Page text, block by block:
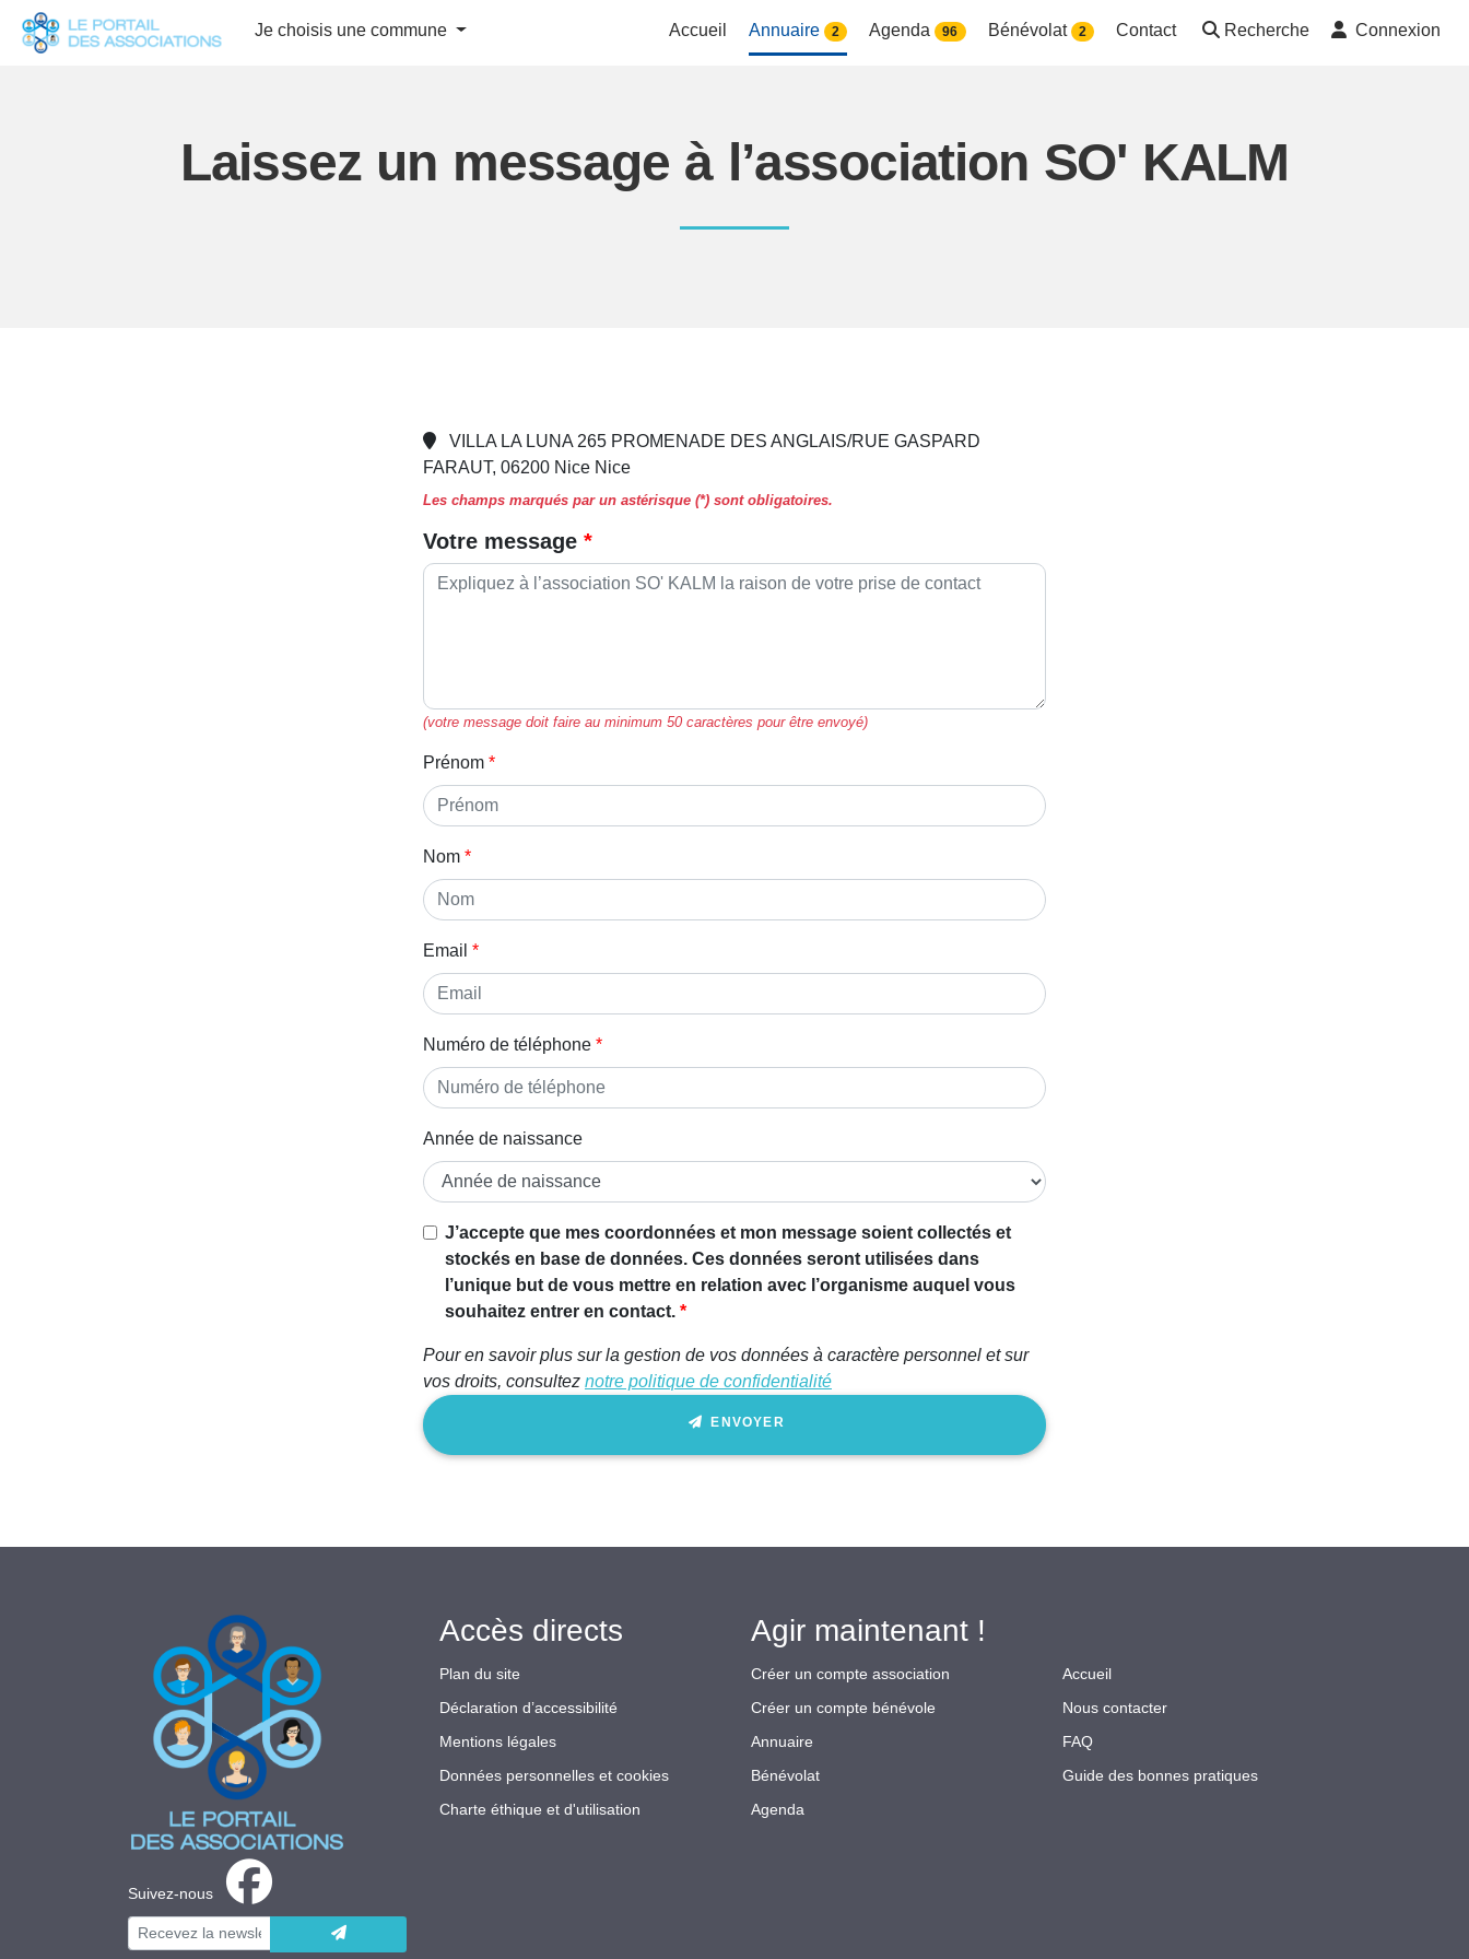
Je choisis une commune Accueil Annuaire 2 Agenda 96 Bénévolat 2 Contact Recherche Connexion
Laissez un message à l’association SO' KALM
VILLA LA LUNA 265 PROMENADE DES ANGLAIS/RUE GASPARD
FARAUT, 06200 Nice Nice
Les champs marqués par un astérisque (*) sont obligatoires.
Votre message
(votre message doit faire au minimum 50 caractères pour être envoyé)
Prénom
Nom
Email
Numéro de téléphone
Année de naissance
J’accepte que mes coordonnées et mon message soient collectés et
stockés en base de données. Ces données seront utilisées dans
l’unique but de vous mettre en relation avec l’organisme auquel vous
souhaitez entrer en contact.
Pour en savoir plus sur la gestion de vos données à caractère personnel et sur
vos droits, consultez notre politique de confidentialité
ENVOYER
Suivez-nous
Accès directs
Plan du site
Déclaration d’accessibilité
Mentions légales
Données personnelles et cookies
Charte éthique et d'utilisation
Agir maintenant !
Créer un compte association
Créer un compte bénévole
Annuaire
Bénévolat
Agenda
Accueil
Nous contacter
FAQ
Guide des bonnes pratiques
Panneau de gestion des cookies